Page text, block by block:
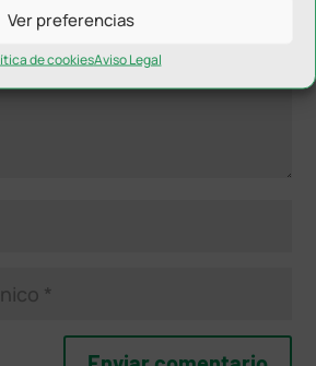
Ver preferencias
de cookiesAviso Legal